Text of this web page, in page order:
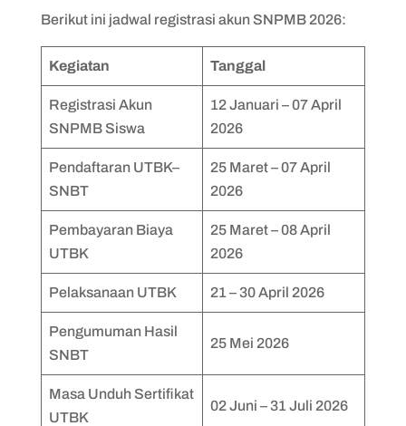
Berikut ini jadwal registrasi akun SNPMB 2026:
Kegiatan Tanggal
Registrasi Akun
SNPMB Siswa
12 Januari – 07 April
2026
Pendaftaran UTBK–
SNBT
25 Maret – 07 April
2026
Pembayaran Biaya
UTBK
25 Maret – 08 April
2026
Pelaksanaan UTBK 21 – 30 April 2026
Pengumuman Hasil
SNBT
25 Mei 2026
Masa Unduh Sertifikat
UTBK
02 Juni – 31 Juli 2026